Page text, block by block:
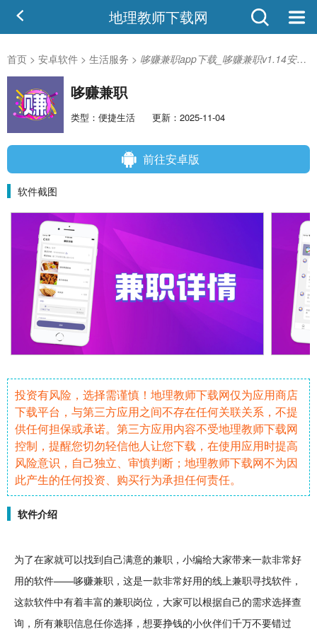
地理教师下载网
首页 > 安卓软件 > 生活服务 > 哆赚兼职app下载_哆赚兼职v1.14安卓版
哆赚兼职
类型：便捷生活 更新：2025-11-04
前往安卓版
软件截图
投资有风险，选择需谨慎！地理教师下载网仅为应用商店
下载平台，与第三方应用之间不存在任何关联关系，不提
供任何担保或承诺。第三方应用内容不受地理教师下载网
控制，提醒您切勿轻信他人让您下载，在使用应用时提高
风险意识，自己独立、审慎判断；地理教师下载网不为因
此产生的任何投资、购买行为承担任何责任。
软件介绍
为了在家就可以找到自己满意的兼职 ，小编给大家带来一款非常好
用的软件——哆赚兼职，这是一款非常好用的线上兼职寻找软件，
这款软件中有着丰富的兼职岗位，大家可以根据自己的需求选择查
询，所有兼职信息任你选择，想要挣钱的小伙伴们千万不要错过